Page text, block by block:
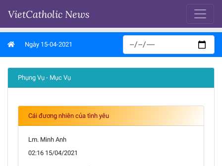
VietCatholic News
Ngày 15-04-2021
Phụng Vụ - Mục Vụ
Cái đương nhiên của tình yêu
Lm. Minh Anh
02:16 15/04/2021